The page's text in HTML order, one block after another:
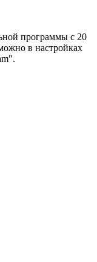
программы с 20
в настройках